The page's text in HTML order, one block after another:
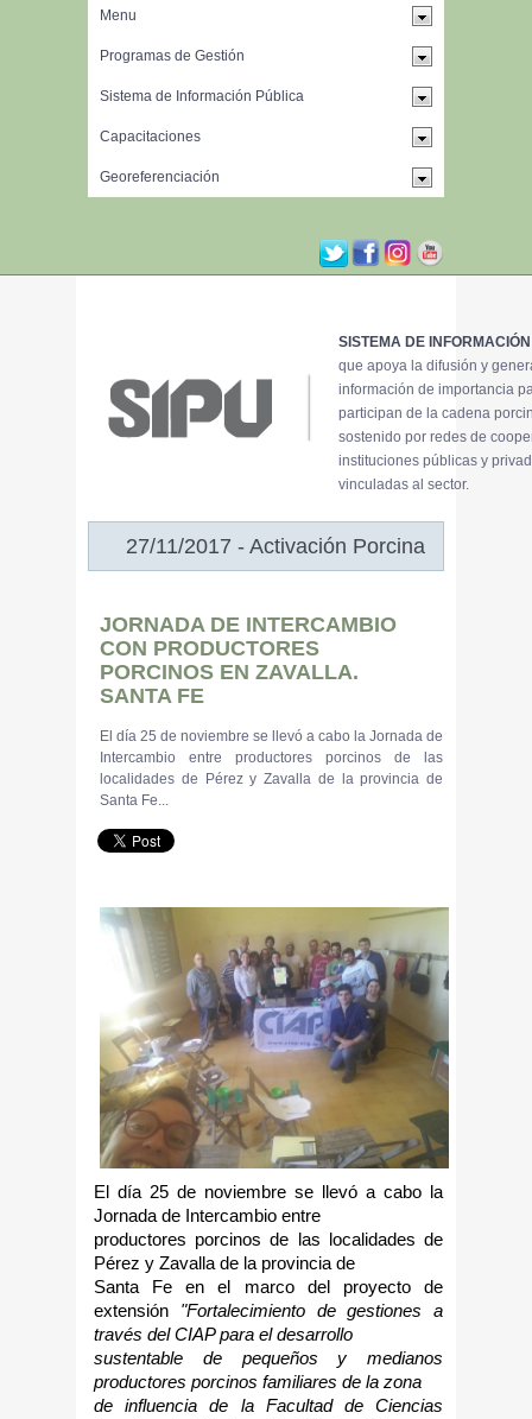
SISTEMA DE
que apoya la difusión y
información de importancia
participan de la cadena
sostenido por redes de
instituciones públicas y
vinculadas al sector.
27/11/2017 - Activación Porcina
JORNADA DE INTERCAMBIO
CON PRODUCTORES
PORCINOS EN ZAVALLA.
SANTA FE
El día 25 de noviembre se llevó a cabo la Jornada de
Intercambio entre productores porcinos de las
localidades de Pérez y Zavalla de la provincia de
Santa Fe...
El día 25 de noviembre se llevó a cabo la
Jornada de Intercambio entre
productores porcinos de las localidades de
Pérez y Zavalla de la provincia de
Santa Fe en el marco del proyecto de
extensión "Fortalecimiento de gestiones a
través del CIAP para el desarrollo
sustentable de pequeños y medianos
productores porcinos familiares de la zona
de influencia de la Facultad de Ciencias